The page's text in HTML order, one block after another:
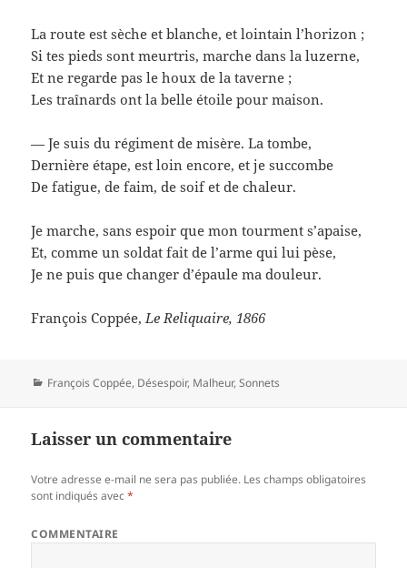
La route est sèche et blanche, et lointain l’horizon ;
Si tes pieds sont meurtris, marche dans la luzerne,
Et ne regarde pas le houx de la taverne ;
Les traînards ont la belle étoile pour maison.
— Je suis du régiment de misère. La tombe,
Dernière étape, est loin encore, et je succombe
De fatigue, de faim, de soif et de chaleur.
Je marche, sans espoir que mon tourment s’apaise,
Et, comme un soldat fait de l’arme qui lui pèse,
Je ne puis que changer d’épaule ma douleur.
François Coppée, Le Reliquaire, 1866
Catégories
François Coppée, Désespoir, Malheur,Sonnets
Laisser un commentaire
Votre adresse e-mail ne sera pas publiée. Les champs obligatoires
sont indiqués avec*
COMMENTAIRE